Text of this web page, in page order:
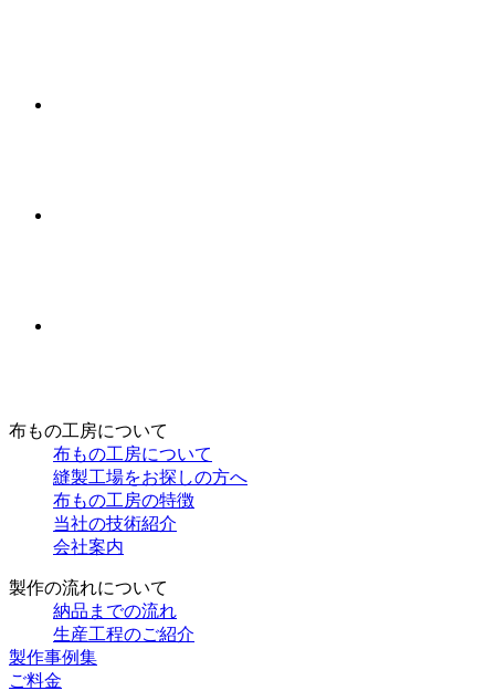
布もの工房について
布もの工房について
縫製工場をお探しの方へ
布もの工房の特徴
当社の技術紹介
会社案内
製作の流れについて
納品までの流れ
生産工程のご紹介
製作事例集
ご料金